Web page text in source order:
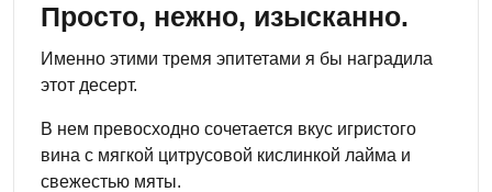
Просто, нежно, изысканно.
Именно этими тремя эпитетами я бы наградила
этот десерт.
В нем превосходно сочетается вкус игристого
вина с мягкой цитрусовой кислинкой лайма и
свежестью мяты.